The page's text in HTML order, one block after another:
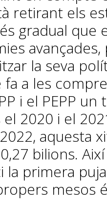
retirant els
gradual que
la seva
a les
i el PEPP
el 2020 i el
aquesta
bilions.
la primera
mesos